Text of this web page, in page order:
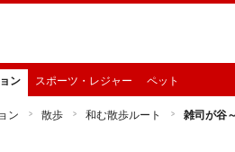
ン スポーツ・レジャー ペット
ン 散歩 和む散歩ルート 雑司が谷